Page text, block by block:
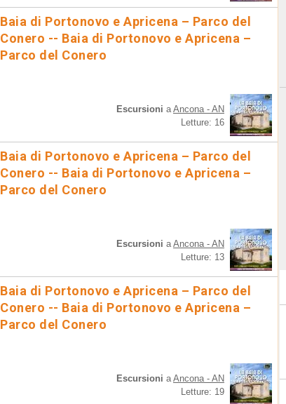
Baia di Portonovo e Apricena – Parco del
Conero -- Baia di Portonovo e Apricena –
Parco del Conero
Escursioni aAncona - AN
Letture: 16
Baia di Portonovo e Apricena – Parco del
Conero -- Baia di Portonovo e Apricena –
Parco del Conero
Escursioni aAncona - AN
Letture: 13
Baia di Portonovo e Apricena – Parco del
Conero -- Baia di Portonovo e Apricena –
Parco del Conero
Escursioni aAncona - AN
Letture: 19